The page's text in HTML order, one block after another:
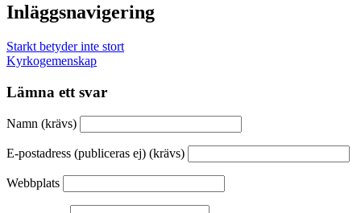
Inläggsnavigering
Starkt betyder inte stort
Kyrkogemenskap
Lämna ett svar
Namn (krävs)
E-postadress (publiceras ej) (krävs)
Webbplats